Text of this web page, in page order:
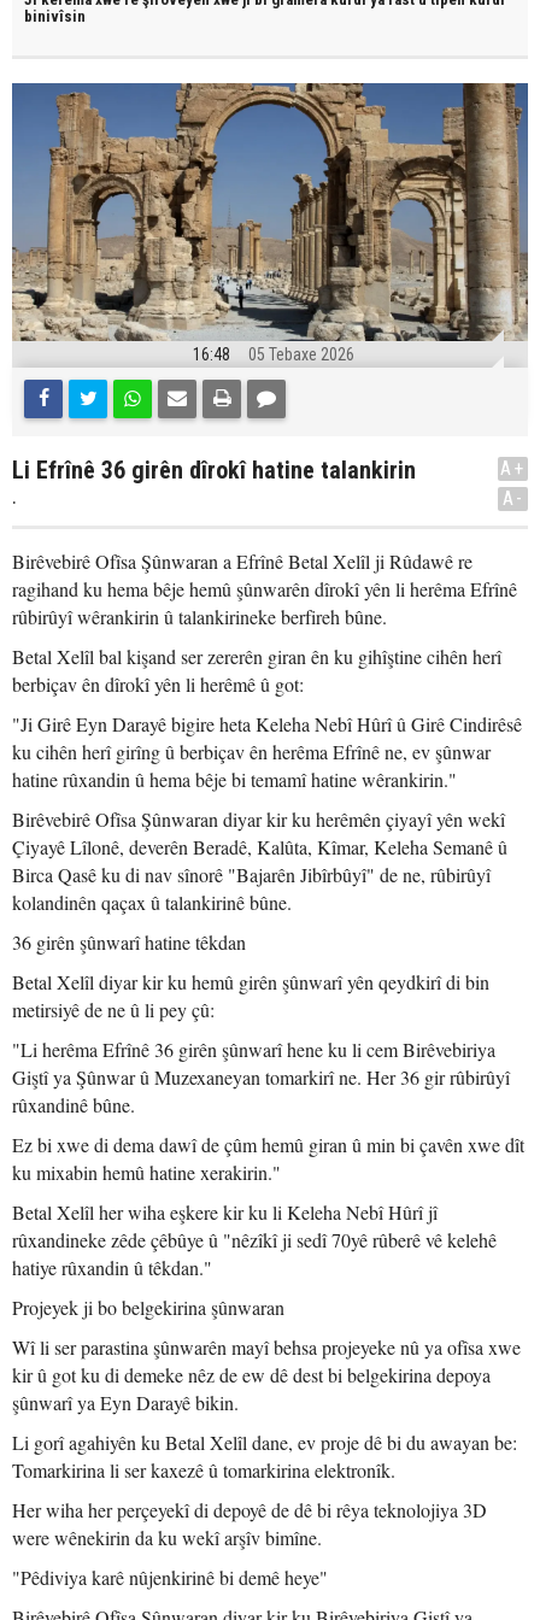
binivîsin
16:48 05 Tebaxe 2026
Li Efrînê 36 girên dîrokî hatine talankirin
.
A+
A-
Birêvebirê Ofîsa Şûnwaran a Efrînê Betal Xelîl ji Rûdawê re
ragihand ku hema bêje hemû şûnwarên dîrokî yên li herêma Efrînê
rûbirûyî wêrankirin û talankirineke berfireh bûne.
Betal Xelîl bal kişand ser zererên giran ên ku gihîştine cihên herî
berbiçav ên dîrokî yên li herêmê û got:
"Ji Girê Eyn Darayê bigire heta Keleha Nebî Hûrî û Girê Cindirêsê
ku cihên herî girîng û berbiçav ên herêma Efrînê ne, ev şûnwar
hatine rûxandin û hema bêje bi temamî hatine wêrankirin."
Birêvebirê Ofîsa Şûnwaran diyar kir ku herêmên çiyayî yên wekî
Çiyayê Lîlonê, deverên Beradê, Kalûta, Kîmar, Keleha Semanê û
Birca Qasê ku di nav sînorê "Bajarên Jibîrbûyî" de ne, rûbirûyî
kolandinên qaçax û talankirinê bûne.
36 girên şûnwarî hatine têkdan
Betal Xelîl diyar kir ku hemû girên şûnwarî yên qeydkirî di bin
metirsiyê de ne û li pey çû:
"Li herêma Efrînê 36 girên şûnwarî hene ku li cem Birêvebiriya
Giştî ya Şûnwar û Muzexaneyan tomarkirî ne. Her 36 gir rûbirûyî
rûxandinê bûne.
Ez bi xwe di dema dawî de çûm hemû giran û min bi çavên xwe dît
ku mixabin hemû hatine xerakirin."
Betal Xelîl her wiha eşkere kir ku li Keleha Nebî Hûrî jî
rûxandineke zêde çêbûye û "nêzîkî ji sedî 70yê rûberê vê kelehê
hatiye rûxandin û têkdan."
Projeyek ji bo belgekirina şûnwaran
Wî li ser parastina şûnwarên mayî behsa projeyeke nû ya ofîsa xwe
kir û got ku di demeke nêz de ew dê dest bi belgekirina depoya
şûnwarî ya Eyn Darayê bikin.
Li gorî agahiyên ku Betal Xelîl dane, ev proje dê bi du awayan be:
Tomarkirina li ser kaxezê û tomarkirina elektronîk.
Her wiha her perçeyekî di depoyê de dê bi rêya teknolojiya 3D
were wênekirin da ku wekî arşîv bimîne.
"Pêdiviya karê nûjenkirinê bi demê heye"